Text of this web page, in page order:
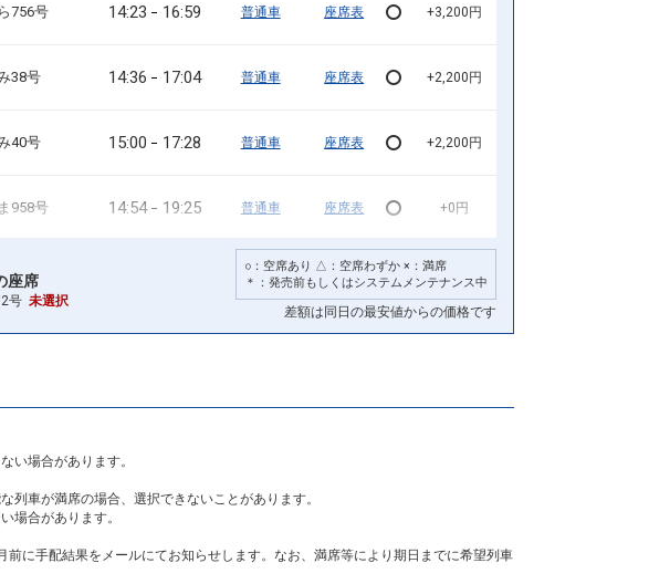
756号 14:23 16:59 普通車 座席表 +3,200円
38号 14:36 17:04 普通車 座席表 +2,200円
40号 15:00 17:28 普通車 座席表 +2,200円
958号 14:54 19:25 普通車 座席表 +0円
960号 普通車 座席表 +0円
962号 16:54 21:18 普通車 座席表 +0円
966号 17:55 22:20
970号 19:25
○：空席あり △：空席わずか ×：満席
＊：発売前もしくはシステムメンテナンス中
差額は同日の最安値からの価格です
座席
号 未選択
い場合があります。
列車が満席の場合、選択できないことがあります。
場合があります。
に手配結果をメールにてお知らせします。なお、満席等により期日までに希望列車